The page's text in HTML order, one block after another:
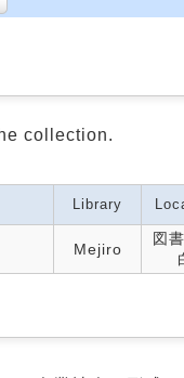
collection.
Library
Mejiro
図